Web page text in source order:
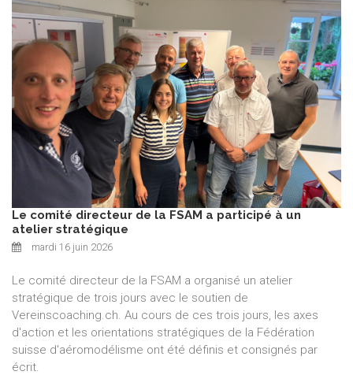
Le comité directeur de la FSAM a participé à un
atelier stratégique
mardi 16 juin 2026
Le comité directeur de la FSAM a organisé un atelier
stratégique de trois jours avec le soutien de
Vereinscoaching.ch. Au cours de ces trois jours, les axes
d'action et les orientations stratégiques de la Fédération
suisse d'aéromodélisme ont été définis et consignés par
écrit.